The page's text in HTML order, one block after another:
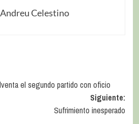
Celestino
el segundo partido con oficio
Siguiente:
Sufrimiento inesperado